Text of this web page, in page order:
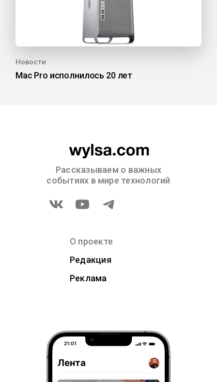
Новости
Mac Pro исполнилось 20 лет
Рассказываем о важных
событиях в мире технологий
О проекте
Редакция
Реклама
21:01
Лента